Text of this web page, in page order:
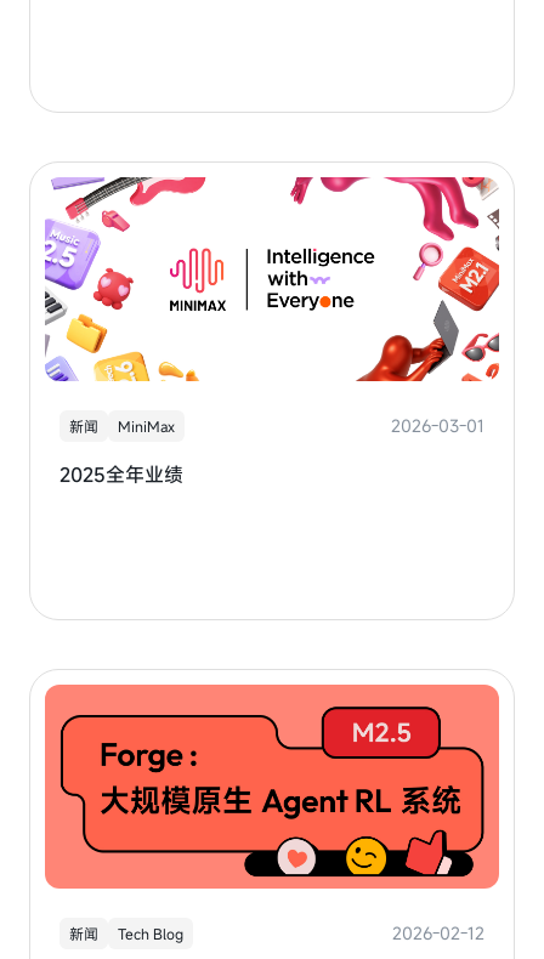
新闻 MiniMax 2026-03-01
2025全年业绩
新闻 Tech Blog 2026-02-12